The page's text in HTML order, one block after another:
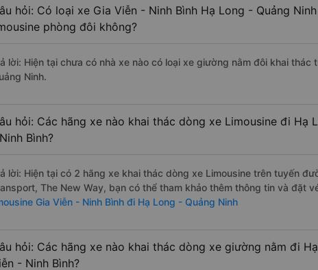
hỏi: Có loại xe Gia Viễn - Ninh Bình Hạ Long - Quảng
phòng đôi không?
lời: Hiện tại chưa có nhà xe nào có loại xe giường nằm đôi khai thác
Ninh.
hỏi: Các hãng xe nào khai thác dòng xe Limousine đi Hạ
Bình?
lời: Hiện tại có 2 hãng xe khai thác dòng xe Limousine trên tuyến
The New Way, bạn có thể tham khảo thêm thông tin và đặt
Gia Viễn - Ninh Bình đi Hạ Long - Quảng Ninh
hỏi: Các hãng xe nào khai thác dòng xe giường nằm đi
- Ninh Bình?